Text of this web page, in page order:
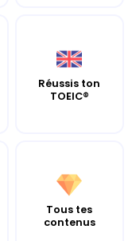
Réussis ton
TOEIC®
Tous tes
contenus